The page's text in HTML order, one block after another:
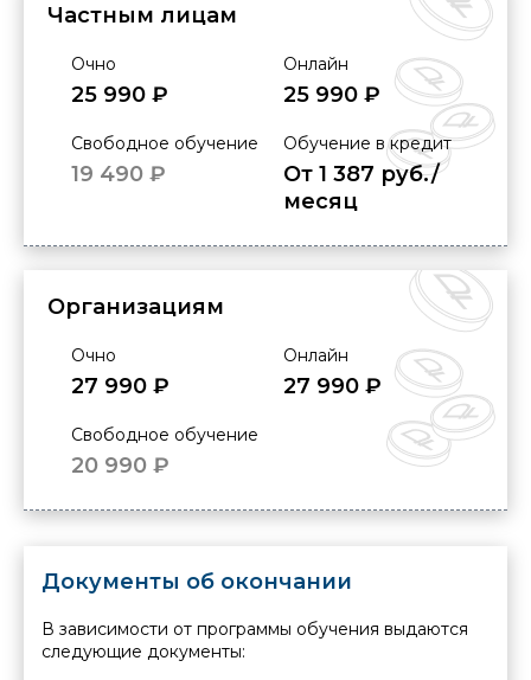
Частным лицам
Очно
25 990 ₽
Онлайн
25 990 ₽
Свободное обучение
19 490 ₽
Обучение в кредит
От 1 387 руб./
месяц
Организациям
Очно
27 990 ₽
Онлайн
27 990 ₽
Свободное обучение
20 990 ₽
Документы об окончании
В зависимости от программы обучения выдаются
следующие документы: